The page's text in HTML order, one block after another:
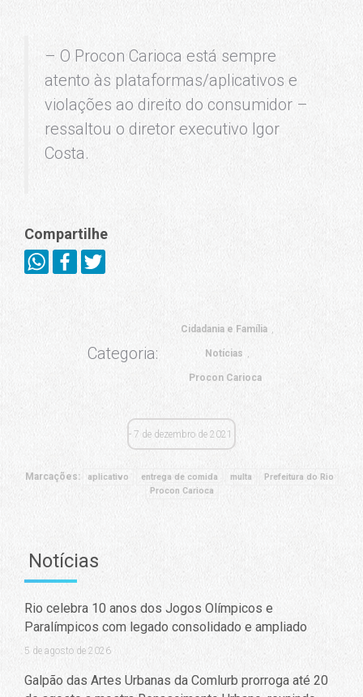
– O Procon Carioca está sempre
atento às plataformas/aplicativos e
violações ao direito do consumidor –
ressaltou o diretor executivo Igor
Costa.
Compartilhe
Categoria:
Cidadania e Família
Notícias
Procon Carioca
7 de dezembro de 2021
Marcações: aplicativo entrega de comida multa
Prefeitura do Rio
Procon Carioca
Notícias
Rio celebra 10 anos dos Jogos Olímpicos e
Paralímpicos com legado consolidado e ampliado
5 de agosto de 2026
Galpão das Artes Urbanas da Comlurb prorroga até 20